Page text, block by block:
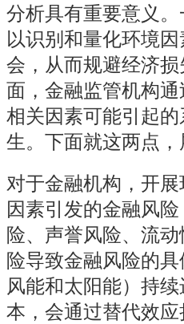
分析具有重要意义
以识别和量化环境
会，从而规避经济
面，金融监管机构
相关因素可能引起
生。下面就这两点，
对于金融机构，开
因素引发的金融风
险、声誉风险、流
险导致金融风险的
风能和太阳能）持
本，会通过替代效